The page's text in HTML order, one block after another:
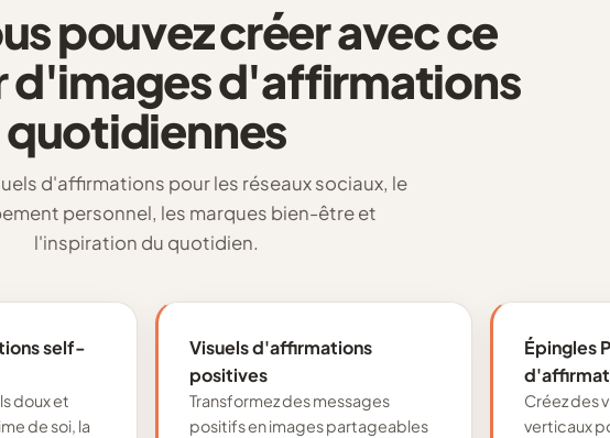
pouvez créer avec ce
d'images d'affirmations
quotidiennes
d'affirmations pour les réseaux sociaux, le
personnel, les marques bien-être et
l'inspiration du quotidien.
self-
doux et
de soi, la
Visuels d'affirmations
positives
Transformez des messages
positifs en images partageables
Épingles
Créez des
verticaux